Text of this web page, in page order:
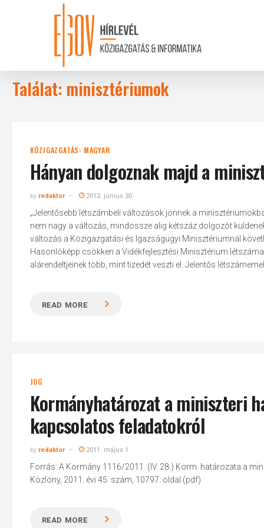
Találat: minisztériumok
KÖZIGAZGATÁS: MAGYAR
Hányan dolgoznak majd a
by redaktor 2012. június 30.
„Jelentősebb létszámbeli változások jönnek a
nem nagy a változás, mindössze alig kétszáz dolgozót
változás a Közigazgatási és Igazságügyi Minisztériumnál
Hasonlóképp csökken a Vidékfejlesztési Minisztérium
alárendeltjeinek több, mint tizedét veszti el. Jelentős
READ MORE
JOG
Kormányhatározat a miniszteri
kapcsolatos feladatokról
by redaktor 2011. május 1.
Forrás: A Kormány 1116/2011. (IV. 28.) Korm. határozata a
Közlöny, 2011. évi 45. szám, 10797. oldal (pdf)
READ MORE